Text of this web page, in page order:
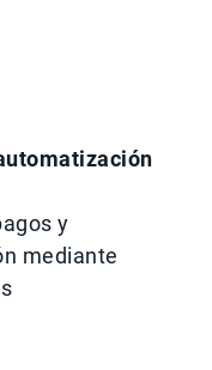
y
mediante